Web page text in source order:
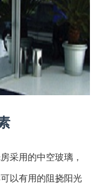
采用的中空玻璃，
以有用的阻挠阳光